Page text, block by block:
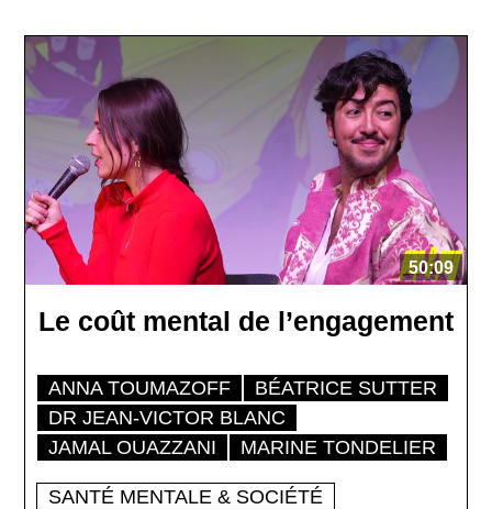
50:09
Le coût mental de l’engagement
ANNA TOUMAZOFF
BÉATRICE SUTTER
DR JEAN-VICTOR BLANC
JAMAL OUAZZANI
MARINE TONDELIER
SANTÉ MENTALE & SOCIÉTÉ